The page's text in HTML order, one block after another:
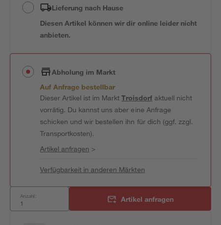
Lieferung nach Hause
Diesen Artikel können wir dir online leider nicht
anbieten.
Abholung im Markt
Auf Anfrage bestellbar
Dieser Artikel ist im MarktTroisdorfaktuell nicht
vorrätig. Du kannst uns aber eine Anfrage
schicken und wir bestellen ihn für dich (ggf. zzgl.
Transportkosten).
Artikel anfragen >
Verfügbarkeit in anderen Märkten
Anzahl: Artikel anfragen